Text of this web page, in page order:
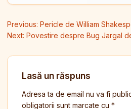
Navigare în articole
Previous: Pericle de William
Next: Povestire despre Bug Jargal
Lasă un răspuns
Adresa ta de email nu va fi
obligatorii sunt marcate cu *